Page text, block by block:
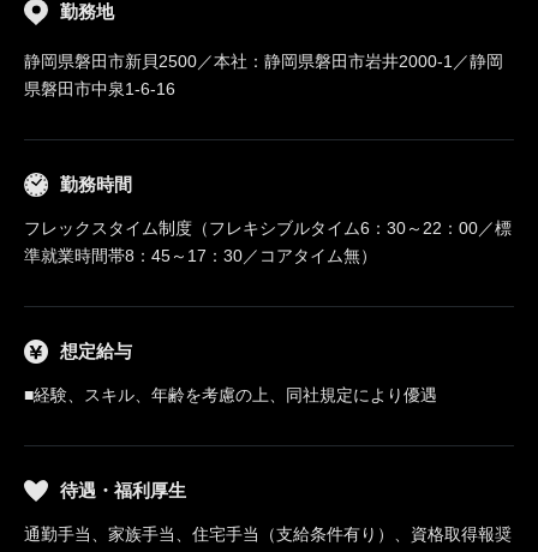
勤務地
静岡県磐田市新貝2500／本社：静岡県磐田市岩井2000-1／静岡
県磐田市中泉1-6-16
勤務時間
フレックスタイム制度（フレキシブルタイム6：30～22：00／標
準就業時間帯8：45～17：30／コアタイム無）
想定給与
■経験、スキル、年齢を考慮の上、同社規定により優遇
待遇・福利厚生
通勤手当、家族手当、住宅手当（支給条件有り）、資格取得報奨